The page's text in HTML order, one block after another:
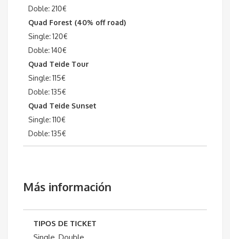
Doble: 210€
Quad Forest (40% off road)
Single: 120€
Doble: 140€
Quad Teide Tour
Single: 115€
Doble: 135€
Quad Teide Sunset
Single: 110€
Doble: 135€
Más información
TIPOS DE TICKET